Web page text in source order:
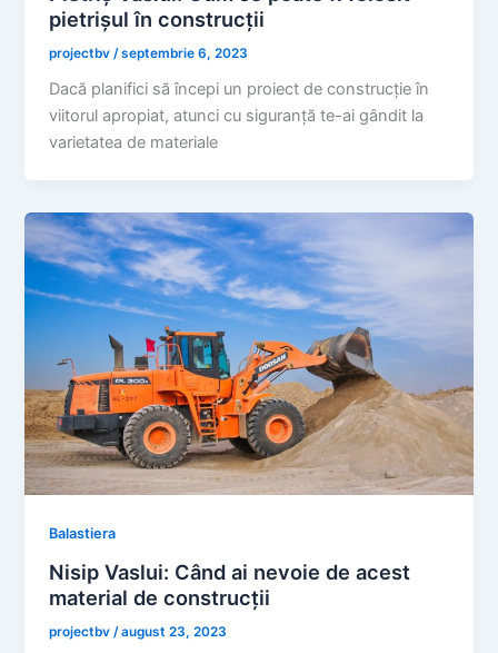
pietrișul în construcții
projectbv /septembrie 6, 2023
Dacă planifici să începi un proiect de construcție în
viitorul apropiat, atunci cu siguranță te-ai gândit la
varietatea de materiale
Balastiera
Nisip Vaslui: Când ai nevoie de acest
material de construcții
projectbv/august 23, 2023